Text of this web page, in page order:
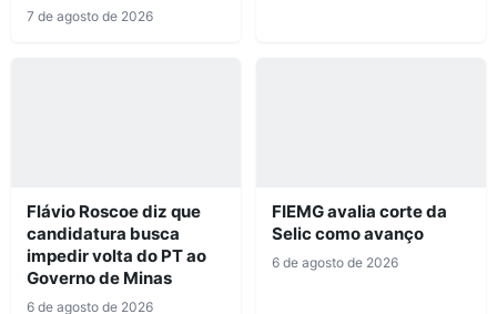
7 de agosto de 2026
Flávio Roscoe diz que
candidatura busca
impedir volta do PT ao
Governo de Minas
6 de agosto de 2026
FIEMG avalia corte da
Selic como avanço
6 de agosto de 2026